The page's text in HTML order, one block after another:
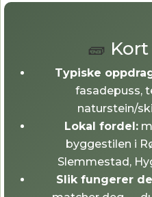
🧱
Typiske
fasadepuss,
naturstein/
Lokal fordel:
byggestilen i
Slemmestad,
Slik fungerer